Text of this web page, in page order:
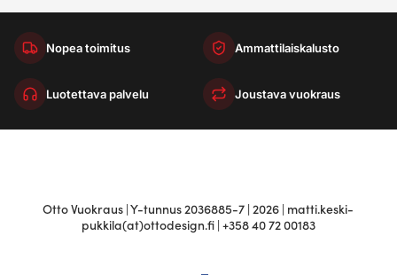
Nopea toimitus Ammattilaiskalusto
Luotettava palvelu Joustava vuokraus
Otto Vuokraus | Y-tunnus 2036885-7 | 2026 | matti.keski-
pukkila(at)ottodesign.fi | +358 40 72 00183